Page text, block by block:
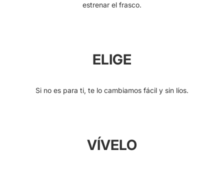
estrenar el frasco.
ELIGE
Si no es para ti, te lo cambiamos fácil y sin líos.
VÍVELO